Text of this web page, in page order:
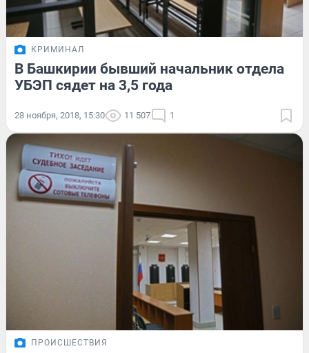
КРИМИНАЛ
В Башкирии бывший начальник отдела
УБЭП сядет на 3,5 года
28 ноября, 2018, 15:30 11 507 1
ПРОИСШЕСТВИЯ